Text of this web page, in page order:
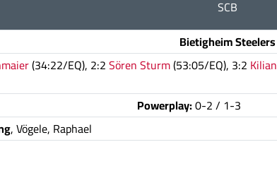
SCB
Bietigheim Steelers
(34:22/EQ), 2:2Sören Sturm(53:05/EQ), 3:2 Kilian
Powerplay:0-2 / 1-3
, Vögele, Raphael